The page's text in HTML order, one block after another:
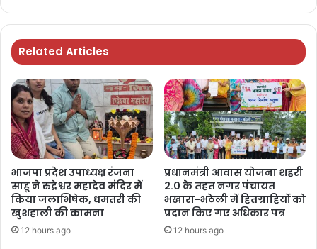
Related Articles
भाजपा प्रदेश उपाध्यक्ष रंजना
साहू ने रुद्रेश्वर महादेव मंदिर में
किया जलाभिषेक, धमतरी की
खुशहाली की कामना
12 hours ago
प्रधानमंत्री आवास योजना शहरी
2.0 के तहत नगर पंचायत
भखारा-भठेली में हितग्राहियों को
प्रदान किए गए अधिकार पत्र
12 hours ago